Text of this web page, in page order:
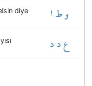
diye و ط ا
ع د د